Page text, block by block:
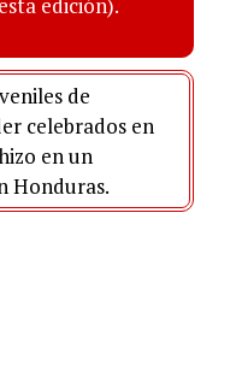
edición).
de
celebrados en
en un
Honduras.